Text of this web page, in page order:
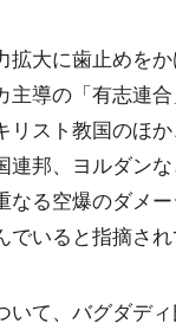
拡大に歯止めを
主導の「有志連
リスト教国のほ
連邦、ヨルダン
なる空爆のダメ
いると指摘され
いて、バグダデ